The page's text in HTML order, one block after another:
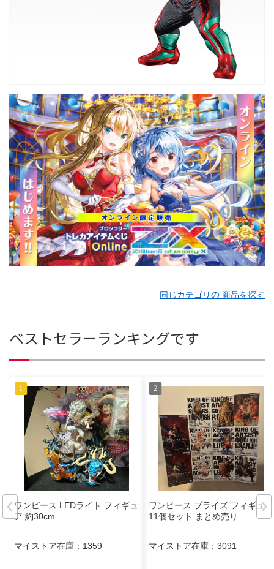
同じカテゴリの 商品を探す
ベストセラーランキングです
ワンピース LEDライト フィギュ
ア 約30cm
マイストア在庫： 1359
ワンピース プライズ フィギュア
11個セット まとめ売り
マイストア在庫： 3091